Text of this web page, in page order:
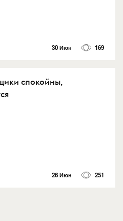
30 Июн 169
спокойны,
26 Июн 251